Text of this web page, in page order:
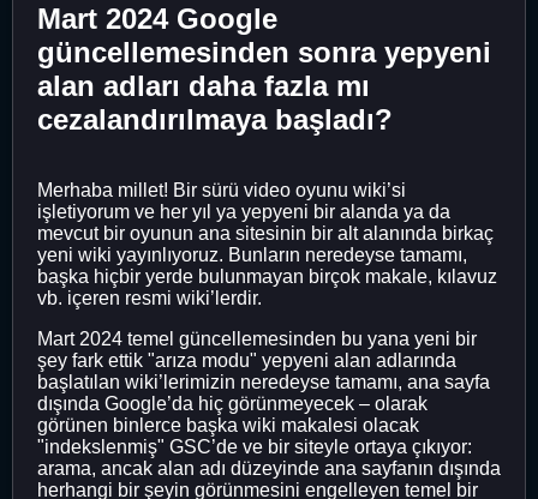
Mart 2024 Google
güncellemesinden sonra yepyeni
alan adları daha fazla mı
cezalandırılmaya başladı?
Merhaba millet! Bir sürü video oyunu wiki’si
işletiyorum ve her yıl ya yepyeni bir alanda ya da
mevcut bir oyunun ana sitesinin bir alt alanında birkaç
yeni wiki yayınlıyoruz. Bunların neredeyse tamamı,
başka hiçbir yerde bulunmayan birçok makale, kılavuz
vb. içeren resmi wiki’lerdir.
Mart 2024 temel güncellemesinden bu yana yeni bir
şey fark ettik "arıza modu" yepyeni alan adlarında
başlatılan wiki’lerimizin neredeyse tamamı, ana sayfa
dışında Google’da hiç görünmeyecek – olarak
görünen binlerce başka wiki makalesi olacak
"indekslenmiş" GSC’de ve bir siteyle ortaya çıkıyor:
arama, ancak alan adı düzeyinde ana sayfanın dışında
herhangi bir şeyin görünmesini engelleyen temel bir